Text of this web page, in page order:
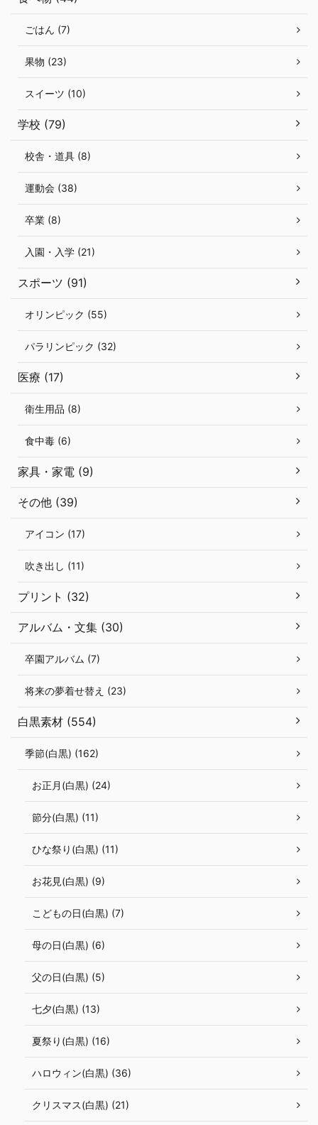
ごはん (7)
果物 (23)
スイーツ (10)
学校 (79)
校舎・道具 (8)
運動会 (38)
卒業 (8)
入園・入学 (21)
スポーツ (91)
オリンピック (55)
パラリンピック (32)
医療 (17)
衛生用品 (8)
食中毒 (6)
家具・家電 (9)
その他 (39)
アイコン (17)
吹き出し (11)
プリント (32)
アルバム・文集 (30)
卒園アルバム (7)
将来の夢着せ替え (23)
白黒素材 (554)
季節(白黒) (162)
お正月(白黒) (24)
節分(白黒) (11)
ひな祭り(白黒) (11)
お花見(白黒) (9)
こどもの日(白黒) (7)
母の日(白黒) (6)
父の日(白黒) (5)
七夕(白黒) (13)
夏祭り(白黒) (16)
ハロウィン(白黒) (36)
クリスマス(白黒) (21)